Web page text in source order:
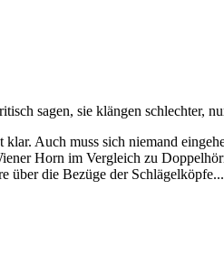
sagen, sie klängen schlechter,
Auch muss sich niemand
Horn im Vergleich zu
über die Bezüge der